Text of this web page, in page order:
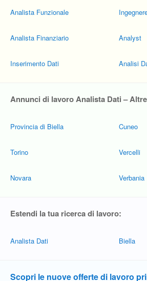
Analista Funzionale
Analista Finanziario
Inserimento Dati
Analyst
Analisi
Annunci di lavoro Analista Dati –
Provincia di Biella
Torino
Novara
Cuneo
Vercelli
Verbania
Estendi la tua ricerca di lavoro:
Analista Dati Biella
Scopri le nuove offerte di lavoro